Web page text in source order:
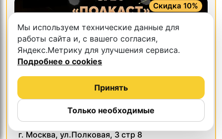
Скидка 10%
Пространство 5.0
г. Москва, ул.Полковая, 3 стр 8
Мы используем технические данные для
работы сайта и, с вашего согласия,
Яндекс.Метрику для улучшения сервиса.
Подробнее о cookies
Только необходимые
Принять